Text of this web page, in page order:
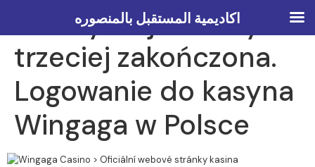
Autoryzacja strony
trzeciej zakończona.
Logowanie do kasyna
Wingaga w Polsce
اكاديمية المستقبل بالمنصوره